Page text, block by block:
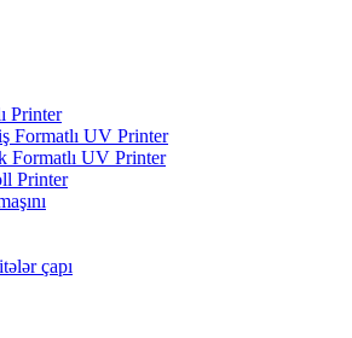
Printer
Formatlı UV Printer
Formatlı UV Printer
Printer
çapı